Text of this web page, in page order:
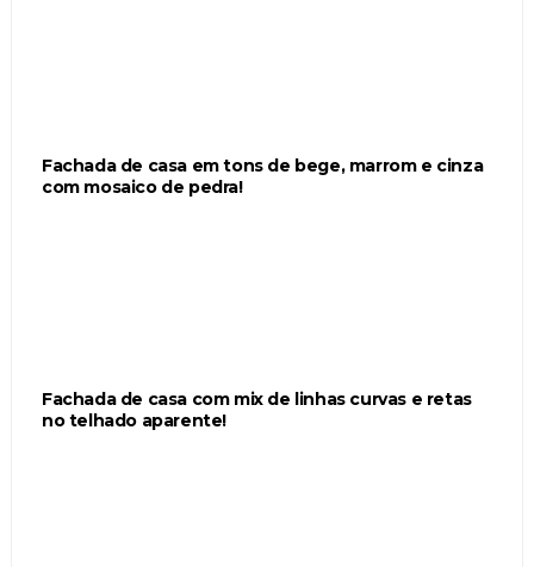
Fachada de casa em tons de bege, marrom e cinza
com mosaico de pedra!
Fachada de casa com mix de linhas curvas e retas
no telhado aparente!